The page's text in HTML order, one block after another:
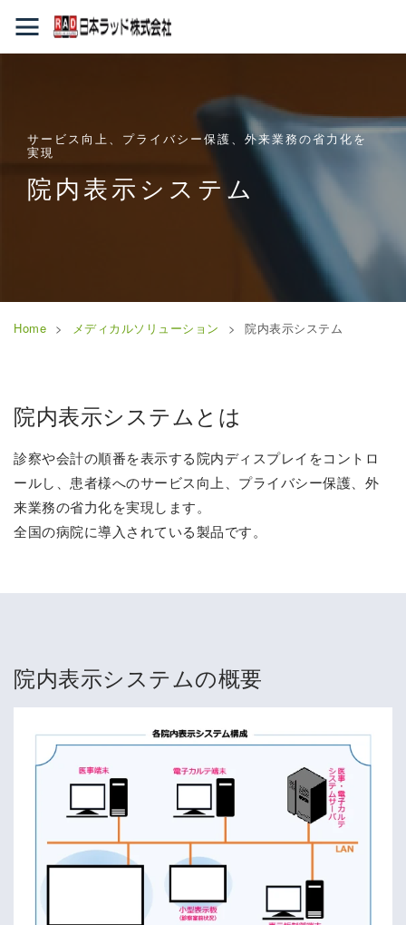
サービス向上、プライバシー保護、外来業務の省力化を
実現
院内表示システム
Home メディカルソリューション 院内表示システム
院内表示システムとは
診察や会計の順番を表示する院内ディスプレイをコントロ
ールし、患者様へのサービス向上、プライバシー保護、外
来業務の省力化を実現します。
全国の病院に導入されている製品です。
院内表示システムの概要